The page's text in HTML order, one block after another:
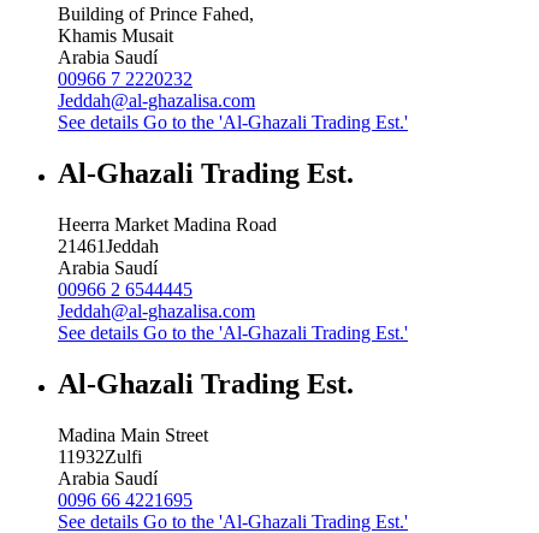
Building of Prince Fahed,
Khamis Musait
Arabia Saudí
00966 7 2220232
Jeddah@al-ghazalisa.com
See details Go to the 'Al-Ghazali Trading Est.'
Al-Ghazali Trading Est.
Heerra Market Madina Road
21461Jeddah
Arabia Saudí
00966 2 6544445
Jeddah@al-ghazalisa.com
See details Go to the 'Al-Ghazali Trading Est.'
Al-Ghazali Trading Est.
Madina Main Street
11932Zulfi
Arabia Saudí
0096 66 4221695
See details Go to the 'Al-Ghazali Trading Est.'